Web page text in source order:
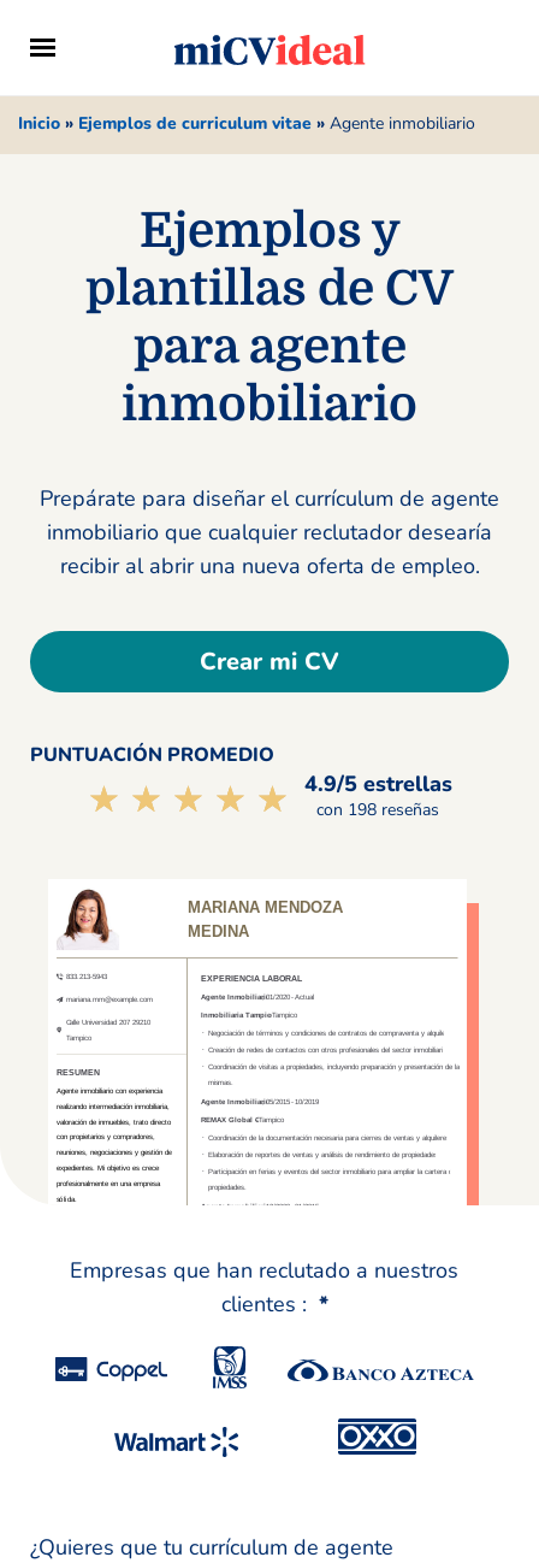
Inicio » Ejemplos de curriculum vitae » Agente inmobiliario
Ejemplos y
plantillas de CV
para agente
inmobiliario
Prepárate para diseñar el currículum de agente
inmobiliario que cualquier reclutador desearía
recibir al abrir una nueva oferta de empleo.
Crear mi CV
PUNTUACIÓN PROMEDIO
☆☆☆☆☆
★★★★★ 4.9/5 estrellas
con 198 reseñas
Empresas que han reclutado a nuestros
clientes : *
¿Quieres que tu currículum de agente